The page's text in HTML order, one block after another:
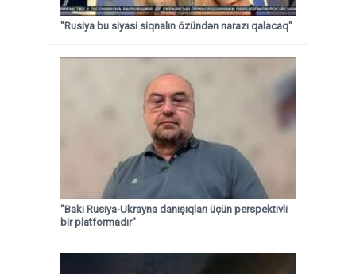
"Rusiya bu siyasi siqnalın özündən narazı qalacaq"
"Bakı Rusiya-Ukrayna danışıqları üçün perspektivli
bir platformadır"